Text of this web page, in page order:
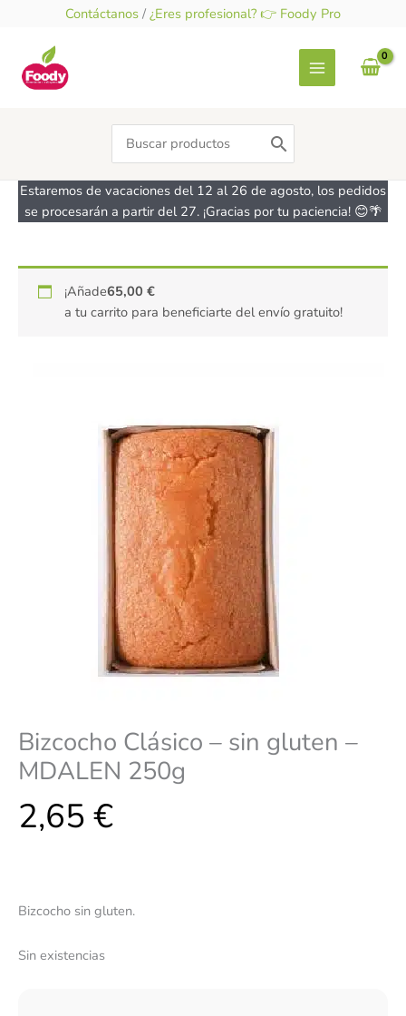
contenido
Contáctanos / ¿Eres profesional? 👉 Foody Pro
Search
for:
Estaremos de vacaciones del 12 al 26 de agosto, los pedidos
se procesarán a partir del 27. ¡Gracias por tu paciencia! 😊🌴
¡Añade65,00€
a tu carrito para beneficiarte del envío gratuito!
Bizcocho Clásico – sin gluten –
MDALEN 250g
2,65 €
Bizcocho sin gluten.
Sin existencias